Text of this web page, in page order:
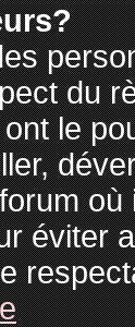
du
le
éviter